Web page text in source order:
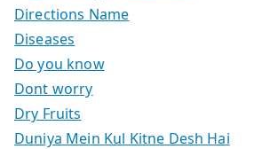
Directions Name
Diseases
Do you know
Dont worry
Dry Fruits
Duniya Mein Kul Kitne Desh Hai